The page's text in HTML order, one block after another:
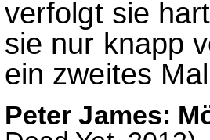
verfolgt sie
sie nur knapp
ein zweites
Peter James: